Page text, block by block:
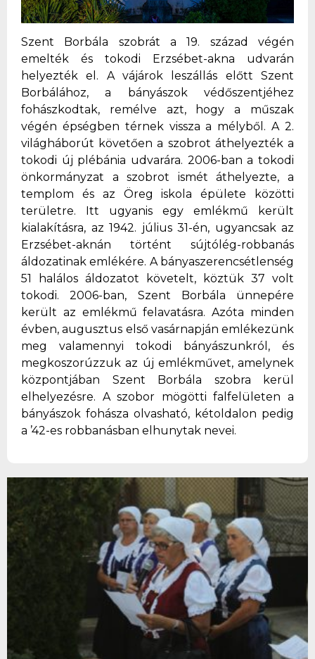
Szent Borbála szobrát a 19. század végén
emelték és tokodi Erzsébet-akna udvarán
helyezték el. A vájárok leszállás előtt Szent
Borbálához, a bányászok védőszentjéhez
fohászkodtak, remélve azt, hogy a műszak
végén épségben térnek vissza a mélyből. A 2.
világháborút követően a szobrot áthelyezték a
tokodi új plébánia udvarára. 2006-ban a tokodi
önkormányzat a szobrot ismét áthelyezte, a
templom és az Öreg iskola épülete közötti
területre. Itt ugyanis egy emlékmű került
kialakításra, az 1942. július 31-én, ugyancsak az
Erzsébet-aknán történt sújtólég-robbanás
áldozatinak emlékére. A bányaszerencsétlenség
51 halálos áldozatot követelt, köztük 37 volt
tokodi. 2006-ban, Szent Borbála ünnepére
került az emlékmű felavatásra. Azóta minden
évben, augusztus első vasárnapján emlékezünk
meg valamennyi tokodi bányászunkról, és
megkoszorúzzuk az új emlékművet, amelynek
központjában Szent Borbála szobra kerül
elhelyezésre. A szobor mögötti falfelületen a
bányászok fohásza olvasható, kétoldalon pedig
a ’42-es robbanásban elhunytak nevei.